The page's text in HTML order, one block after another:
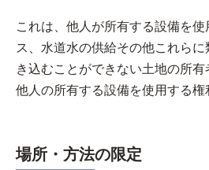
これは、他人が所有する設備を
ス、水道水の供給その他これらに
き込むことができない土地の所
他人の所有する設備を使用する権
場所・方法の限定